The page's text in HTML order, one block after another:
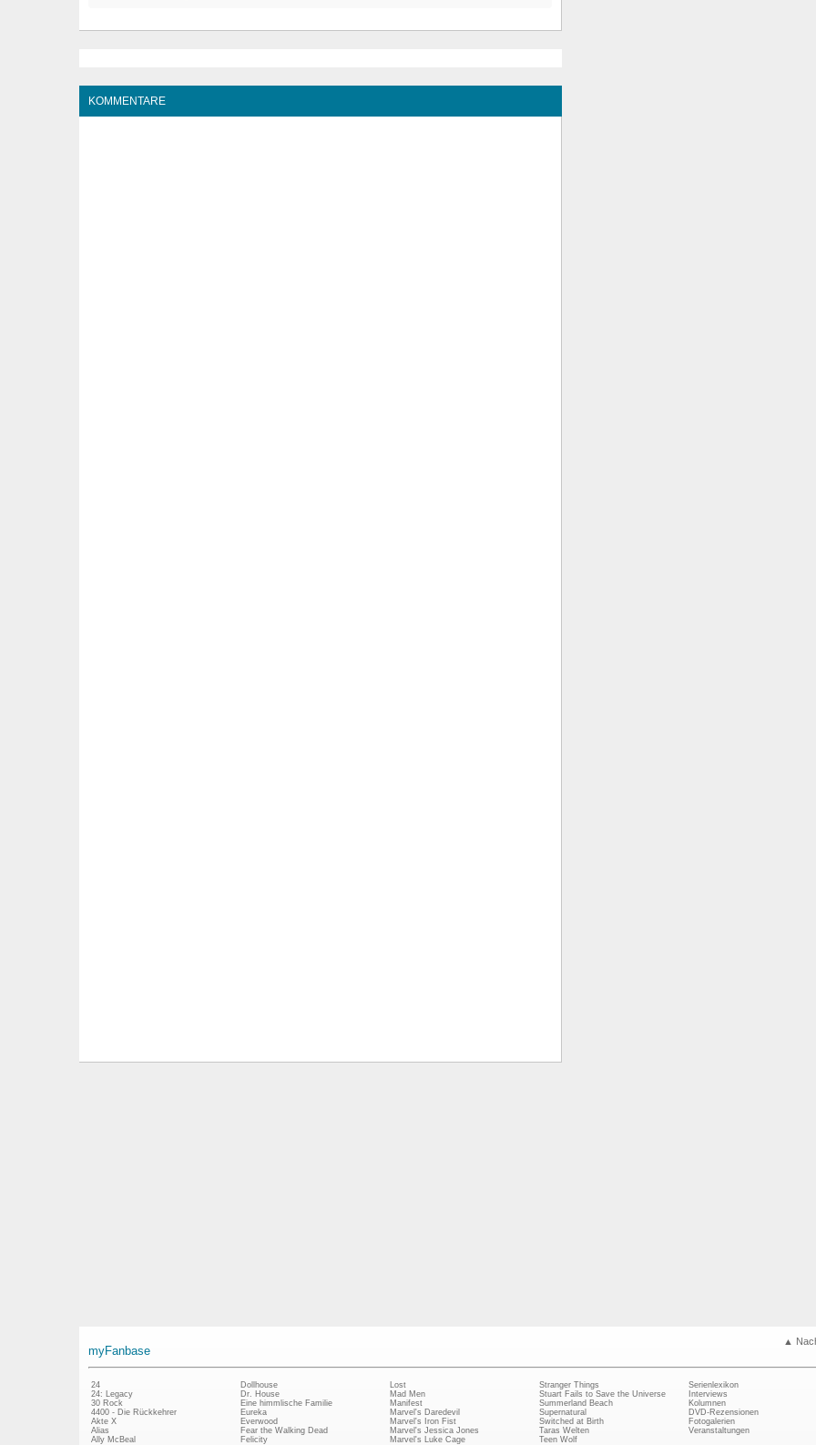
KOMMENTARE
▲
myFanbase
24
24: Legacy
30 Rock
4400 - Die Rückkehrer
Akte X
Alias
Ally McBeal
Dollhouse
Dr. House
Eine himmlische Familie
Eureka
Everwood
Fear the Walking Dead
Felicity
Lost
Mad Men
Manifest
Marvel's Daredevil
Marvel's Iron Fist
Marvel's Jessica Jones
Marvel's Luke Cage
Stranger Things
Stuart Fails to Save the Universe
Summerland Beach
Supernatural
Switched at Birth
Taras Welten
Teen Wolf
Serienlexikon
Interviews
Kolumnen
DVD-Rezensionen
Fotogalerien
Veranstaltungen